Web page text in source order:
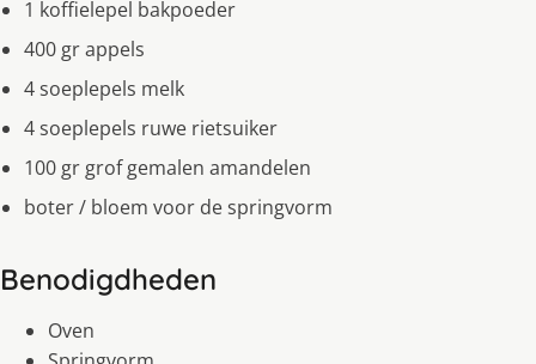
1 koffielepel bakpoeder
400 gr appels
4 soeplepels melk
4 soeplepels ruwe rietsuiker
100 gr grof gemalen amandelen
boter / bloem voor de springvorm
Benodigdheden
Oven